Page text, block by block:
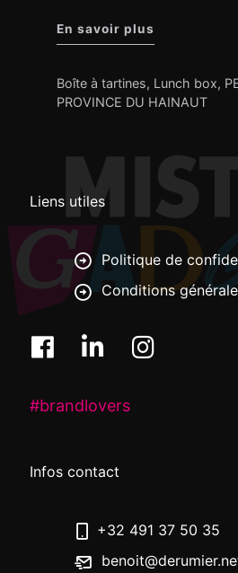
En savoir plus
Boîte à tartines, Lunch box,
PROVINCE DU HAINAUT
Liens utiles
Politique de
Conditions
#brandlovers
Infos contact
+32 491 37 50 35